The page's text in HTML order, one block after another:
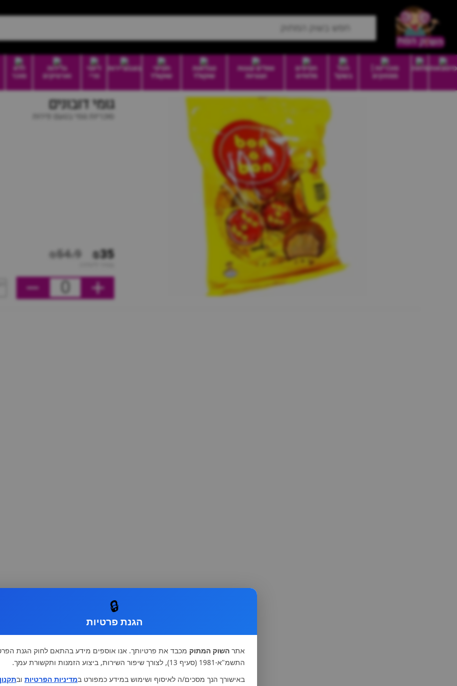
סיטונאותמזווה
סוכריות |
ממתקים
הכל
בשקל
חטיפים
מלוחים
וופלים עוגות
ועוגיות
טבלאות
שוקולד
חטיפי
שוקולד
בונבוניירות
דיוטי
פרי
גלידות
וארטיקים
ללא
סוכר
גומי דובונים
סוכריות גומי בטעם פירות
₪35
₪54.9
0
🔒
הגנת פרטיות
אתר השוק המתוק מכבד את פרטיותך. אנו אוספים מידע בהתאם לחוק הגנת
התשמ"א-1981 (סעיף 13), לצורך שיפור השירות, ביצוע הזמנות ותקשורת עמך.
באישורך הנך מסכים/ה לאיסוף ושימוש במידע כמפורט במדיניות הפרטיות ובתקנון